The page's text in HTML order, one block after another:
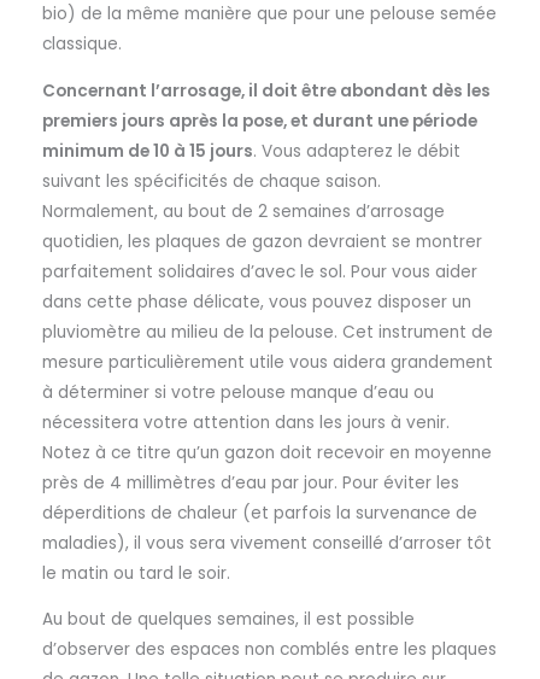
bio) de la même manière que pour une pelouse semée
classique.
Concernant l’arrosage, il doit être abondant dès les
premiers jours après la pose, et durant une période
minimum de 10 à 15 jours. Vous adapterez le débit
suivant les spécificités de chaque saison.
Normalement, au bout de 2 semaines d’arrosage
quotidien, les plaques de gazon devraient se montrer
parfaitement solidaires d’avec le sol. Pour vous aider
dans cette phase délicate, vous pouvez disposer un
pluviomètre au milieu de la pelouse. Cet instrument de
mesure particulièrement utile vous aidera grandement
à déterminer si votre pelouse manque d’eau ou
nécessitera votre attention dans les jours à venir.
Notez à ce titre qu’un gazon doit recevoir en moyenne
près de 4 millimètres d’eau par jour. Pour éviter les
déperditions de chaleur (et parfois la survenance de
maladies), il vous sera vivement conseillé d’arroser tôt
le matin ou tard le soir.
Au bout de quelques semaines, il est possible
d’observer des espaces non comblés entre les plaques